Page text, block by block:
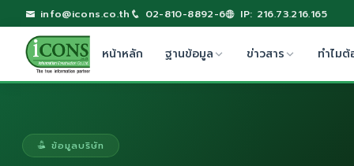
info@icons.co.th 02-810-8892-6 IP: 216.73.216.165
หน้าหลัก ฐานข้อมูล ข่าวสาร ทำไมต้
ข้อมูลบริษัท